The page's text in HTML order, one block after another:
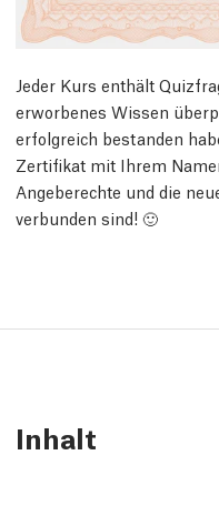
Jeder Kurs enthält
erworbenes Wissen
erfolgreich bestanden
Zertifikat mit Ihrem
Angeberechte und die
verbunden sind! 🙂
Inhalt